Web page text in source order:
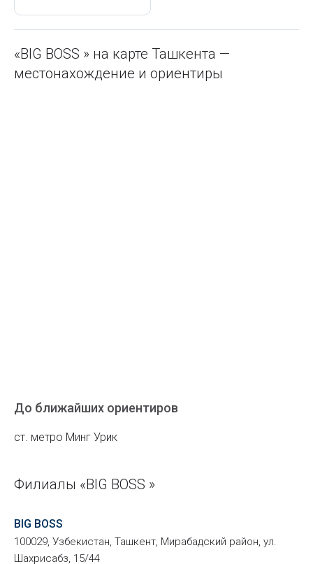
«BIG BOSS » на карте Ташкента —
местонахождение и ориентиры
До ближайших ориентиров
ст. метро Минг Урик
Филиалы «BIG BOSS »
BIG BOSS
100029, Узбекистан, Ташкент, Мирабадский район, ул.
Шахрисабз, 15/44